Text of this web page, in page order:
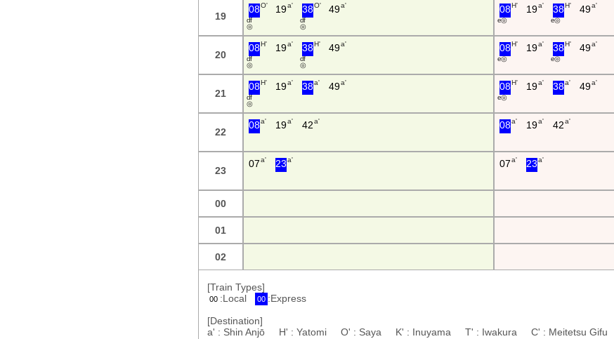
19
08O'
d f
◎
19a' 38O'
d f
◎
49a' 08H'
e ◎
19a' 38H'
e ◎
49a'
20
08H'
d f
◎
19a' 38H'
d f
◎
49a' 08H'
e ◎
19a' 38H'
e ◎
49a'
21
08H'
d f
◎
19a' 38a' 49a' 08H'
e ◎
19a' 38a' 49a'
22
08a' 19a' 42 a' 08a' 19a' 42 a'
23
07a' 23a' 07a' 23a'
00
01
02
[Train Types]
00 :Local 00 :Express
[Destination]
a' : Shin Anjō H' : Yatomi O' : Saya K' : Inuyama T' : Iwakura C' : Meitetsu Gifu